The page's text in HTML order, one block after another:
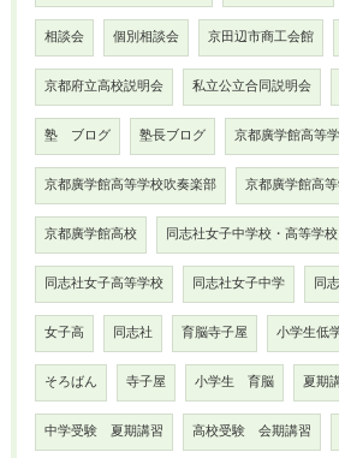
相談会 個別相談会 京田辺市商工会館
京都府立高校説明会 私立公立合同説明会
塾 ブログ 塾長ブログ 京都廣学館高等
京都廣学館高等学校吹奏楽部 京都廣学館高
京都廣学館高校 同志社女子中学校・高等学校
同志社女子高等学校 同志社女子中学 同
女子高 同志社 育脳寺子屋 小学生低
そろばん 寺子屋 小学生 育脳 夏期
中学受験 夏期講習 高校受験 会期講習